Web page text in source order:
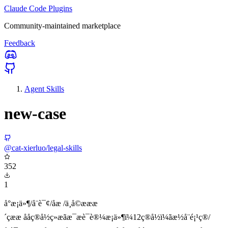
Claude Code Plugins
Community-maintained marketplace
Feedback
Agent Skills
new-case
@cat-xierluo/legal-skills
352
1
å°æ¡ä»¶/å¨è¯¢/åæ /ä¸å©æææ
´çææ ååç®å½ç»æãæ¯æè¯è®¼æ¡ä»¶ï¼12ç®å½ï¼ãæ½å¨é¡¹ç®/